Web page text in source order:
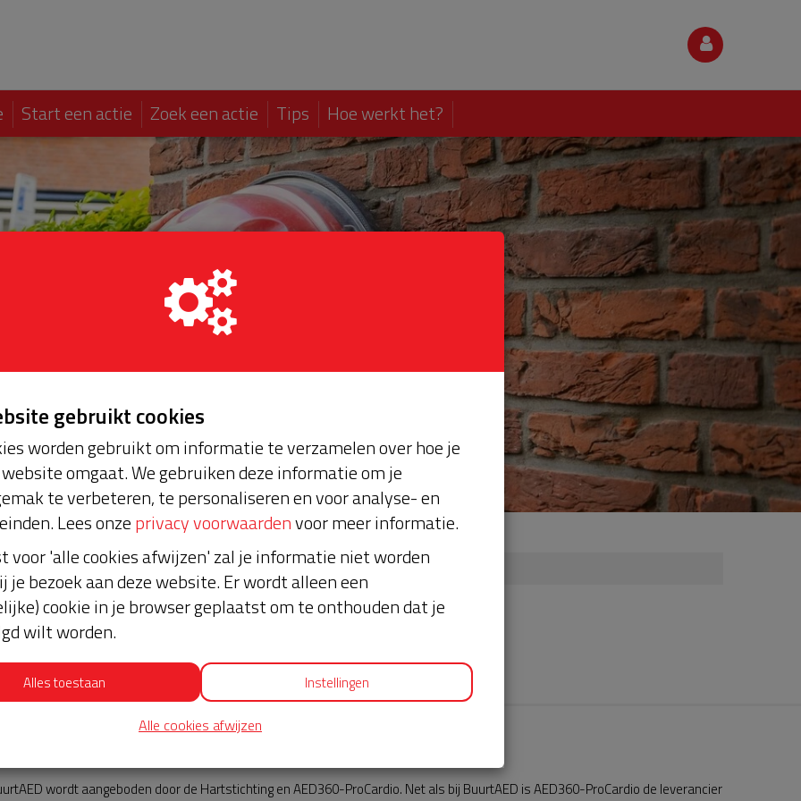
Start een actie Zoek een actie Tips Hoe werkt het?
wordt aangeboden door de Hartstichting en AED360-ProCardio. Net als bij BuurtAED is AED360-ProCardio de leverancier
gebruikt cookies
worden gebruikt om informatie te verzamelen over hoe je
omgaat. We gebruiken deze informatie om je
te verbeteren, te personaliseren en voor analyse- en
Lees onzeprivacy voorwaardenvoor meer informatie.
voor 'alle cookies afwijzen' zal je informatie niet worden
je bezoek aan deze website. Er wordt alleen een
cookie in je browser geplaatst om te onthouden dat je
wilt worden.
Alles toestaan Instellingen
Alle cookies afwijzen